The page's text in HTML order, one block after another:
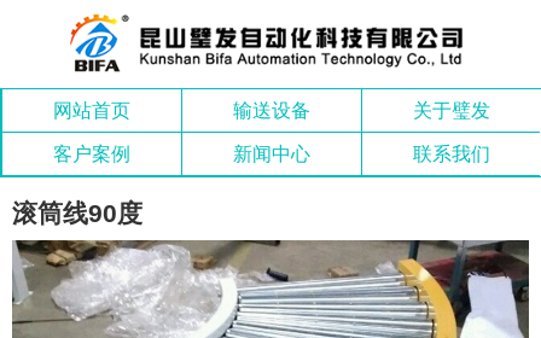
网站首页 输送设备 关于璧发
客户案例 新闻中心 联系我们
滚筒线90度